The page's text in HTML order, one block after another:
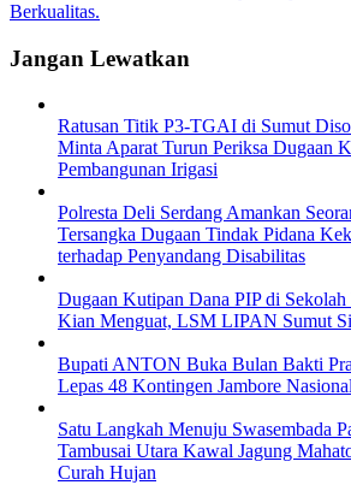
Berkualitas.
Jangan Lewatkan
Ratusan Titik P3-TGAI di Sumut
Minta Aparat Turun Periksa Dugaan
Pembangunan Irigasi
Polresta Deli Serdang Amankan
Tersangka Dugaan Tindak Pidana
terhadap Penyandang Disabilitas
Dugaan Kutipan Dana PIP di
Kian Menguat, LSM LIPAN Sumut
Bupati ANTON Buka Bulan Bakti
Lepas 48 Kontingen Jambore
Satu Langkah Menuju Swasembada
Tambusai Utara Kawal Jagung
Curah Hujan